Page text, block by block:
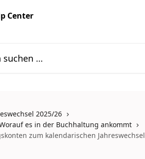
2025/26
es in der Buchhaltung ankommt
zum kalendarischen Jahreswechsel